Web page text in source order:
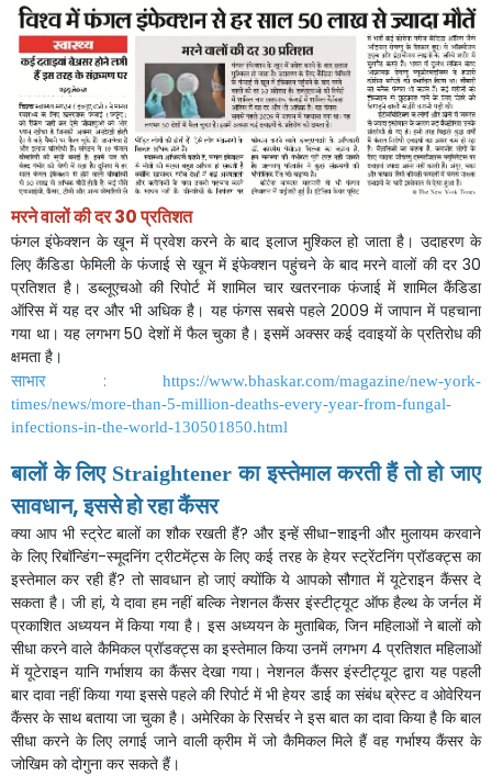
मरनेवालोंकीदर30प्रतिशत
फंगल इंफेक्शन के खून में प्रवेश करने के बाद इलाज मुश्किल हो जाता है। उदाहरण के
लिए कैंडिडा फेमिली के फंजाई से खून में इंफेक्शन पहुंचने के बाद मरने वालों की दर30
प्रतिशत है। डब्लूएचओ की रिपोर्ट में शामिल चार खतरनाक फंजाई में शामिल कैंडिडा
ऑरिस में यह दर और भी अधिक है। यह फंगस सबसे पहले2009 में जापान में पहचाना
गया था। यह लगभग50 देशों में फैल चुका है। इसमें अक्सर कई दवाइयों के प्रतिरोध की
क्षमता है।
साभार :
https://www.bhaskar.com/magazine/new-york-
times/news/more-than-5-million-deaths-every-year-from-fungal-
infections-in-the-world-130501850.html
बालों के लिए Straightenerका इस्तेमाल करती हैं तो हो जाए
सावधान,इससेहोरहाकैंसर
क्या आप भी स्ट्रेट बालों का शौक रखती हैं? और इन्हें सीधा-शाइनी और मुलायम करवाने
के लिए रिबॉन्डिंग-स्मूदनिंग ट्रीटमेंट्स के लिए कई तरह के हेयर स्ट्रेंटनिंग प्रॉडक्ट्स का
इस्तेमाल कर रही हैं? तो सावधान हो जाएं क्योंकि ये आपको सौगात में यूटेराइन कैंसर दे
सकता है। जी हां, ये दावा हम नहीं बल्कि नेशनल कैंसर इंस्टीट्यूट ऑफ हैल्थ के जर्नल में
प्रकाशित अध्ययन में किया गया है। इस अध्ययन के मुताबिक, जिन महिलाओं ने बालों को
सीधा करने वाले कैमिकल प्रॉडक्ट्स का इस्तेमाल किया उनमें लगभग4 प्रतिशत महिलाओं
में यूटेराइन यानि गर्भाशय का कैंसर देखा गया। नेशनल कैंसर इंस्टीट्यूट द्वारा यह पहली
बार दावा नहीं किया गया इससे पहले की रिपोर्ट में भी हेयर डाई का संबंध ब्रेस्ट व ओवेरियन
कैंसर के साथ बताया जा चुका है। अमेरिका के रिसर्चर ने इस बात का दावा किया है कि बाल
सीधा करने के लिए लगाई जाने वाली क्रीम में जो कैमिकल मिले हैं वह गर्भाश्य कैंसर के
जोखिम को दोगुना कर सकते हैं।